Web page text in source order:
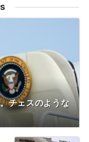
チェスのような